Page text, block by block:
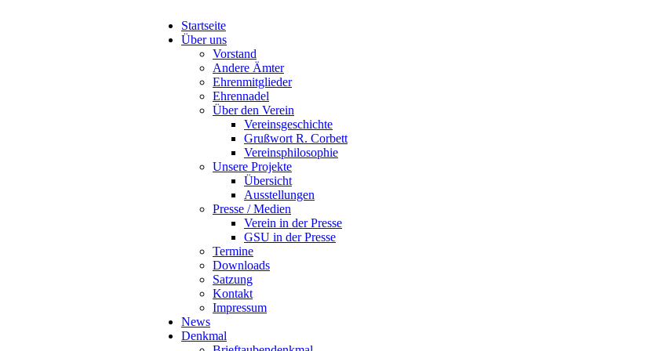
Startseite
Über uns
Vorstand
Andere Ämter
Ehrenmitglieder
Ehrennadel
Über den Verein
Vereinsgeschichte
Grußwort R. Corbett
Vereinsphilosophie
Unsere Projekte
Übersicht
Ausstellungen
Presse / Medien
Verein in der Presse
GSU in der Presse
Termine
Downloads
Satzung
Kontakt
Impressum
News
Denkmal